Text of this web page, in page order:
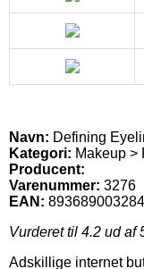
Navn: Defining
Kategori: Makeup
Producent:
Varenummer: 3276
EAN: 893689003284
Vurderet til 4.2 ud af
Adskillige internet